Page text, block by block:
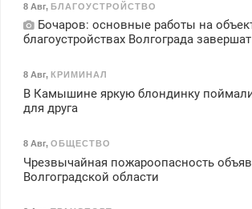
8 Авг, БЛАГОУСТРОЙСТВО
Бочаров: основные работы на
благоустройствах Волгограда
8 Авг, КРИМИНАЛ
В Камышине яркую блондинку
для друга
8 Авг, ОБЩЕСТВО
Чрезвычайная пожароопасность
Волгоградской области